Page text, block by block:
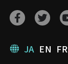
JA EN FR